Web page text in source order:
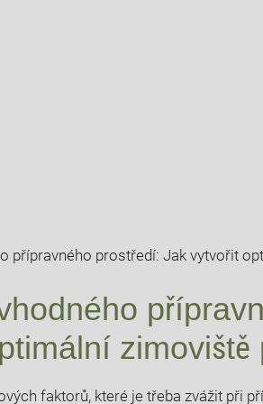
⁣zimoviště
faktorů, které je třeba zvážit při⁤